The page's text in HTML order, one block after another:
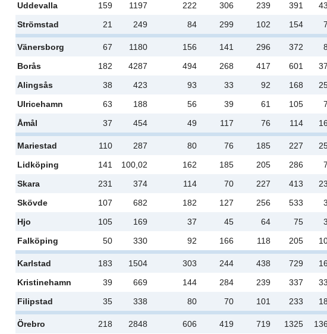
Uddevalla
159 1197 222 306 239 391
Strömstad
21 249 84 299 102 154
Vänersborg 67 1180 156 141 296 372
Borås
182 4287 494 268 417 601
Alingsås
38 423 93 33 92 168
Ulricehamn
63 188 56 39 61 105
Åmål
37 454 49 117 76 114
Mariestad 110 287 80 76 185 227
Lidköping
141 100,02 162 185 205 286
Skara
231 374 114 70 227 413
Skövde
107 682 182 127 256 533
Hjo
105 169 37 45 64 75
Falköping
50 330 92 166 118 205
Karlstad 183 1504 303 244 438 729
Kristinehamn
39 669 144 284 239 337
Filipstad
35 338 80 70 101 233
Örebro 218 2848 606 419 719 1325